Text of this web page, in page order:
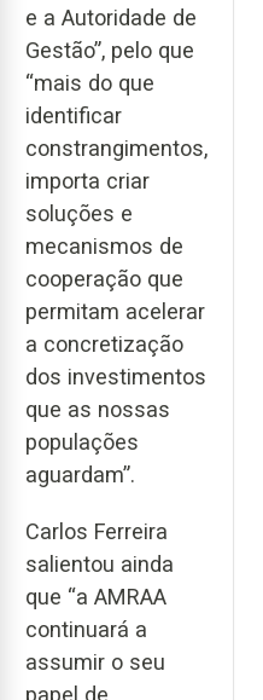
e a Autoridade de
Gestão”, pelo que
“mais do que
identificar
constrangimentos,
importa criar
soluções e
mecanismos de
cooperação que
permitam acelerar
a concretização
dos investimentos
que as nossas
populações
aguardam”.
Carlos Ferreira
salientou ainda
que “a AMRAA
continuará a
assumir o seu
papel de